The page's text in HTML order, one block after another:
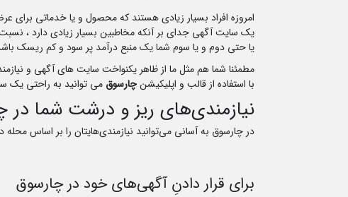
امروزه افراد بسیار زیادی هستند که محصول و یا خدماتی برای
یک سایت آگهی جدای بر آنکه مخاطبین بسیار زیادی دارد ،
یا حتی دوم و یا سوم شما یک منبع درآمد پر سود و کم ریسک
مطمئنا شما هم مثل ما از ظاهر یکنواخت سایت های آگهی و
با استفاده از قالب و اپلیکیشنچارسوق می توانید به راحتی یک
نیازمندی‌های ریز و درشت شما در
در چارسوق به آسانی می‌توانید نیازمندی‌هایتان را بر اساس محله
برای قرار دادنِ آگهی‌های خود در چارسوق